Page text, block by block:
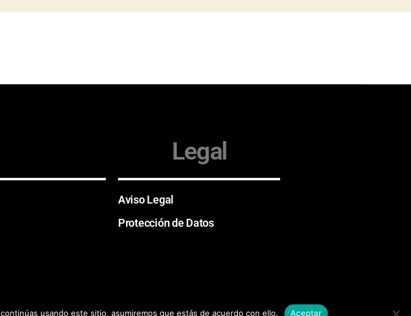
Legal
Aviso Legal
Protección de Datos
usando este sitio, asumiremos que estás de acuerdo con ello. Aceptar